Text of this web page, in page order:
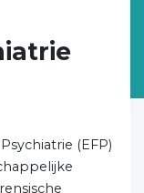
(EFP)